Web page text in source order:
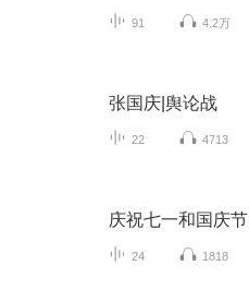
91 4.2万
张国庆|舆论战
22 4713
庆祝七一和国庆节
24 1818